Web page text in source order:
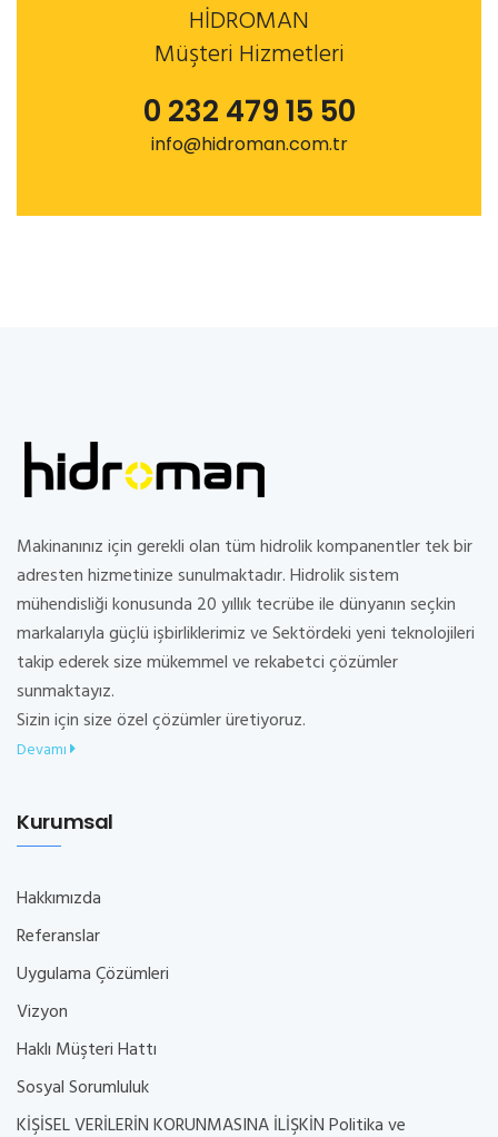
HİDROMAN
Müşteri Hizmetleri
0 232 479 15 50
info@hidroman.com.tr
Makinanınız için gerekli olan tüm hidrolik kompanentler tek bir
adresten hizmetinize sunulmaktadır. Hidrolik sistem
mühendisliği konusunda 20 yıllık tecrübe ile dünyanın seçkin
markalarıyla güçlü işbirliklerimiz ve Sektördeki yeni teknolojileri
takip ederek size mükemmel ve rekabetci çözümler
sunmaktayız.
Sizin için size özel çözümler üretiyoruz.
Devamı
Kurumsal
Hakkımızda
Referanslar
Uygulama Çözümleri
Vizyon
Haklı Müşteri Hattı
Sosyal Sorumluluk
KİŞİSEL VERİLERİN KORUNMASINA İLİŞKİN Politika ve